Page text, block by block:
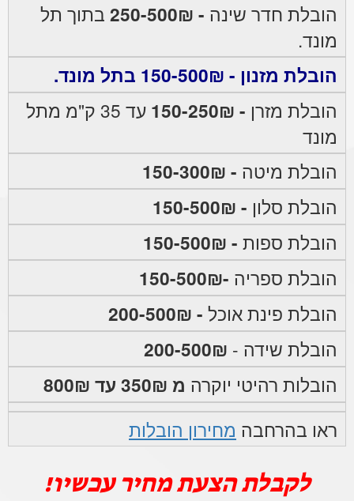
הובלת חדר שינה - 250-500₪
בתוך תל
מונד.
הובלת מזנון - 150-500₪ בתל מונד.
הובלת מזרן - 150-250₪
עד 35 ק"מ מתל
מונד
הובלת מיטה - 150-300₪
הובלת סלון - 150-500₪
הובלת ספות - 150-500₪
הובלת ספריה -150-500₪
הובלת פינת אוכל - 200-500₪
הובלת שידה - 200-500₪
הובלות רהיטי יוקרה מ 350₪ עד 800₪
ראו בהרחבה מחירון הובלות
לקבלת הצעת מחיר עכשיו!